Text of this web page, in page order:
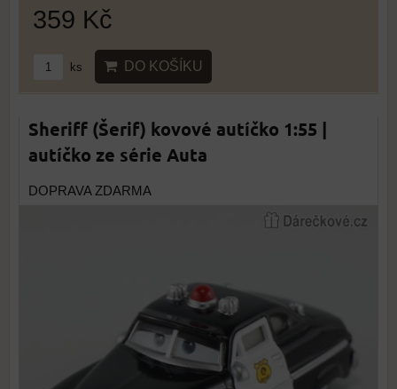
359 Kč
ks DO KOŠÍKU
Sheriff (Šerif) kovové autíčko 1:55 |
autíčko ze série Auta
DOPRAVA ZDARMA